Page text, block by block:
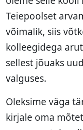
Teiepoolset
võimalik, siis
kolleegidega
sellest jõuaks
valguses.
Oleksime väga
kirjale oma